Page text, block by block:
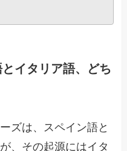
イタリア語、どち
ズは、スペイン語と
、その起源にはイタ